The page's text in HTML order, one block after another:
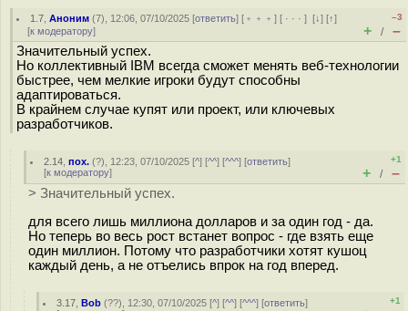
1.7 ,Аноним (7), 12:06, 07/10/2025 [ответить] [ ﹢﹢﹢] [ · · ·][↓] [↑]
[к модератору]
–3
+ / –
Значительный успех.
Но коллективный IBM всегда сможет менять веб-технологии
быстрее, чем мелкие игроки будут способны
адаптироваться.
В крайнем случае купят или проект, или ключевых
разработчиков.
2.14 ,пох. (?), 12:23, 07/10/2025 [^] [^^] [^^^] [ответить]
[к модератору]
+1
+ / –
> Значительный успех.
для всего лишь миллиона долларов и за один год - да.
Но теперь во весь рост встанет вопрос - где взять еще
один миллион. Потому что разработчики хотят кушоц
каждый день, а не отъелись впрок на год вперед.
3.17 ,Bob (??), 12:30, 07/10/2025 [^] [^^] [^^^] [ответить]
+1